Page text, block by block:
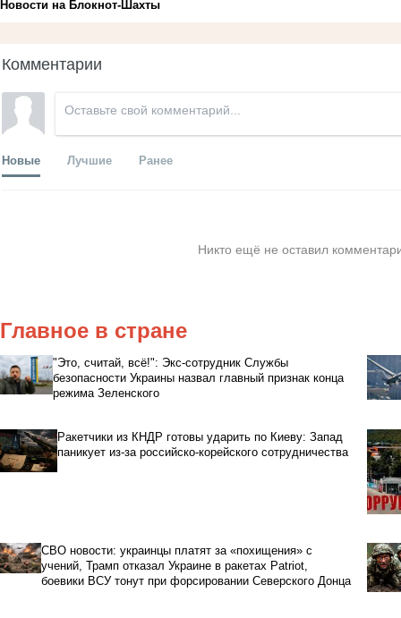
Новости на Блoкнoт-Шахты
Комментарии
Новые Лучшие Ранее
Никто ещё не оставил
Главное в стране
"Это, считай, всё!": Экс-сотрудник Службы
безопасности Украины назвал главный признак конца
режима Зеленского
Ракетчики из КНДР готовы ударить по Киеву: Запад
паникует из-за российско-корейского сотрудничества
СВО новости: украинцы платят за «похищения» с
учений, Трамп отказал Украине в ракетах Patriot,
боевики ВСУ тонут при форсировании Северского Донца